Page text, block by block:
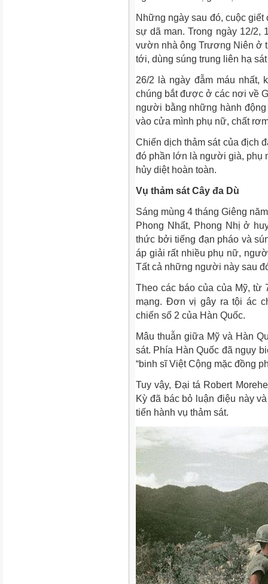
Những ngày sau đó, cuộc
sự dã man. Trong ngày 12/2,
vườn nhà ông Trương Niên ở
tới, dùng súng trung liên hạ
26/2 là ngày đẫm máu nhất,
chúng bắt được ở các nơi về
người bằng những hành
vào cửa mình phụ nữ, chất
Chiến dịch thảm sát của địch
đó phần lớn là người già, phụ
hủy diệt hoàn toàn.
Vụ thảm sát Cây đa Dù
Sáng mùng 4 tháng Giêng
Phong Nhất, Phong Nhị ở
thức bởi tiếng đạn pháo và
áp giải rất nhiều phụ nữ,
Tất cả những người này sau
Theo các báo của của Mỹ,
mạng. Đơn vị gây ra tội ác
chiến số 2 của Hàn Quốc.
Mâu thuẫn giữa Mỹ và Hàn
sát. Phía Hàn Quốc đã ngụy
“binh sĩ Việt Cộng mặc đồng
Tuy vậy, Đại tá Robert
Kỳ đã bác bỏ luận điệu này
tiến hành vụ thảm sát.